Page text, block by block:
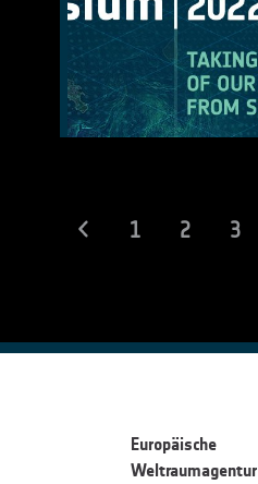
1 2 3
Europäische
Weltraumagentur